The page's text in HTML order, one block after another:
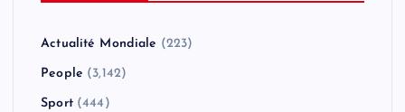
Actualité Mondiale (223)
People (3,142)
Sport(444)